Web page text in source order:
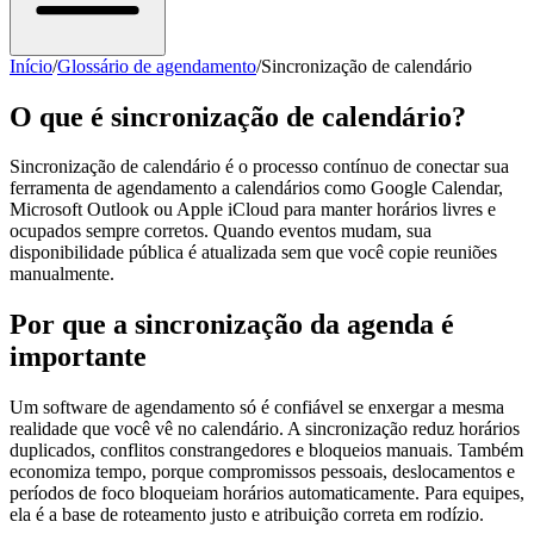
Início/Glossário de agendamento/Sincronização de calendário
O que é sincronização de calendário?
Sincronização de calendário é o processo contínuo de conectar sua
ferramenta de agendamento a calendários como Google Calendar,
Microsoft Outlook ou Apple iCloud para manter horários livres e
ocupados sempre corretos. Quando eventos mudam, sua
disponibilidade pública é atualizada sem que você copie reuniões
manualmente.
Por que a sincronização da agenda é
importante
Um software de agendamento só é confiável se enxergar a mesma
realidade que você vê no calendário. A sincronização reduz horários
duplicados, conflitos constrangedores e bloqueios manuais. Também
economiza tempo, porque compromissos pessoais, deslocamentos e
períodos de foco bloqueiam horários automaticamente. Para equipes,
ela é a base de roteamento justo e atribuição correta em rodízio.